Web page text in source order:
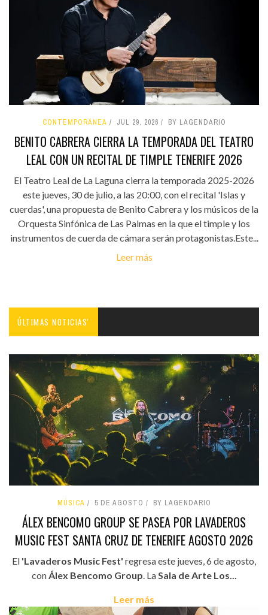
CONTEMPORÁNEA JUL 29, 2026 BY LAGENDARIO
BENITO CABRERA CIERRA LA TEMPORADA DEL TEATRO
LEAL CON UN RECITAL DE TIMPLE TENERIFE 2026
El Teatro Leal de La Laguna cierra la temporada 2025-2026
este jueves, 30 de julio, a las 20:00, con el recital 'Islas y
cuerdas', una propuesta de Benito Cabrera y los músicos de la
Orquesta Sinfónica de Las Palmas en la que el timple y los
instrumentos de cuerda de cámara serán protagonistas.Este...
Leer más
ÚLTIMAS NOTICIAS'
MÚSICA 5 DE AGOSTO BY LAGENDARIO
ÁLEX BENCOMO GROUP SE PASEA POR LAVADEROS
MUSIC FEST SANTA CRUZ DE TENERIFE AGOSTO 2026
El 'Lavaderos Music Fest' regresa este jueves, 6 de agosto,
conÁlex Bencomo Group. LaSala de Arte Los...
Leer más